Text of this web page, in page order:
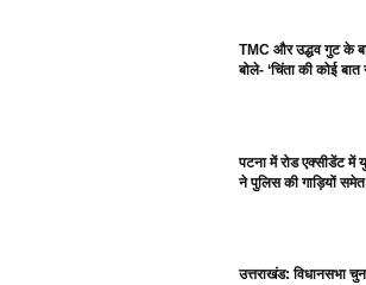
TMC और उद्धव गुट के
बोले- ‘चिंता की कोई
पटना में रोड एक्सीडेंट में
ने पुलिस की गाड़ियों
उत्तराखंड: विधानसभा